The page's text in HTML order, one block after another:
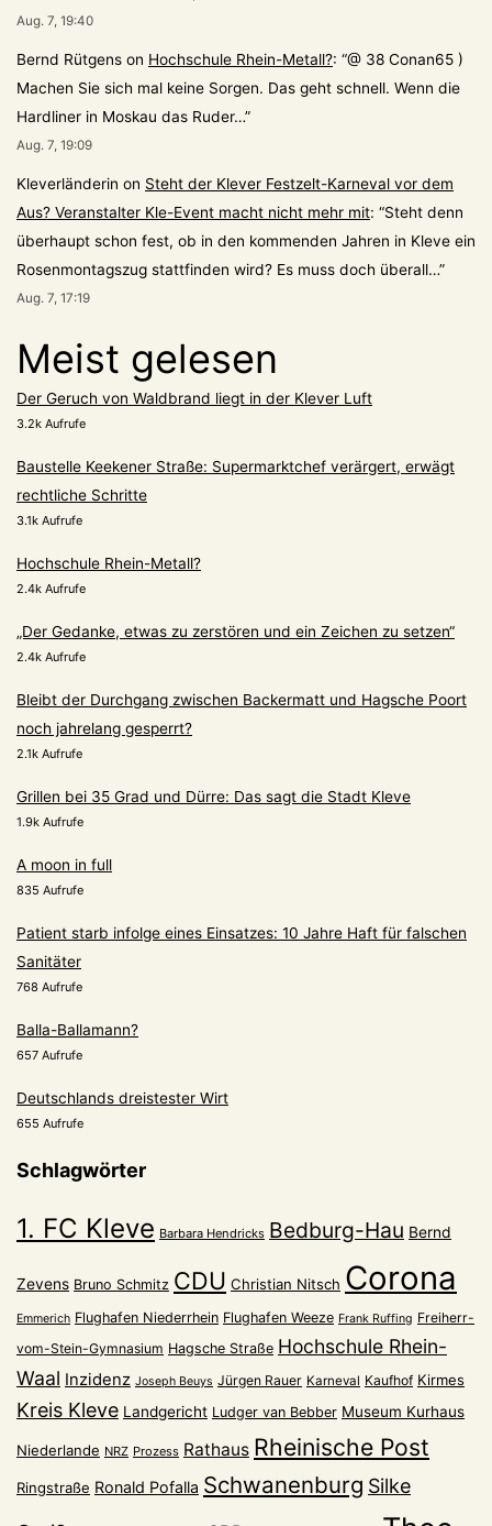
Aug. 7, 19:40
Bernd Rütgens on Hochschule Rhein-Metall?: “@ 38 Conan65 )
Machen Sie sich mal keine Sorgen. Das geht schnell. Wenn die
Hardliner in Moskau das Ruder…”
Aug. 7, 19:09
Kleverländerin on Steht der Klever Festzelt-Karneval vor dem
Aus? Veranstalter Kle-Event macht nicht mehr mit: “Steht denn
überhaupt schon fest, ob in den kommenden Jahren in Kleve ein
Rosenmontagszug stattfinden wird? Es muss doch überall…”
Aug. 7, 17:19
Meist gelesen
Der Geruch von Waldbrand liegt in der Klever Luft
3.2k Aufrufe
Baustelle Keekener Straße: Supermarktchef verärgert, erwägt
rechtliche Schritte
3.1k Aufrufe
Hochschule Rhein-Metall?
2.4k Aufrufe
„Der Gedanke, etwas zu zerstören und ein Zeichen zu setzen“
2.4k Aufrufe
Bleibt der Durchgang zwischen Backermatt und Hagsche Poort
noch jahrelang gesperrt?
2.1k Aufrufe
Grillen bei 35 Grad und Dürre: Das sagt die Stadt Kleve
1.9k Aufrufe
A moon in full
835 Aufrufe
Patient starb infolge eines Einsatzes: 10 Jahre Haft für falschen
Sanitäter
768 Aufrufe
Balla-Ballamann?
657 Aufrufe
Deutschlands dreistester Wirt
655 Aufrufe
Schlagwörter
1. FC Kleve Barbara Hendricks Bedburg-Hau Bernd
Zevens Bruno Schmitz CDU Christian Nitsch Corona
Emmerich Flughafen Niederrhein Flughafen Weeze Frank Ruffing Freiherr-
vom-Stein-Gymnasium Hagsche Straße Hochschule Rhein-
Waal Inzidenz Joseph Beuys Jürgen Rauer Karneval Kaufhof Kirmes
Kreis Kleve Landgericht Ludger van Bebber Museum Kurhaus
Niederlande NRZ Prozess Rathaus Rheinische Post
Ringstraße Ronald Pofalla Schwanenburg Silke